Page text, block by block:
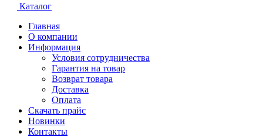
Каталог
Главная
О компании
Информация
Условия сотрудничества
Гарантия на товар
Возврат товара
Доставка
Оплата
Скачать прайс
Новинки
Контакты